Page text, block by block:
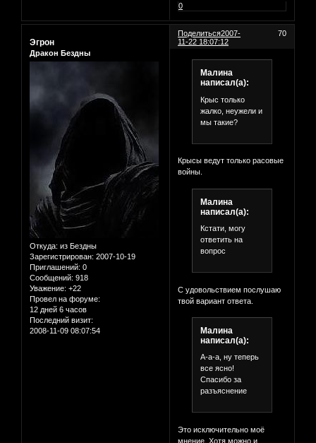
0
Поделиться 70
2007-
11-22 18:07:12
Эгрон
Дракон Бездны
Откуда: из Бездны
Зарегистрирован: 2007-10-19
Приглашений: 0
Сообщений: 918
Уважение: +22
Провел на форуме:
12 дней 6 часов
Последний визит:
2008-11-09 08:07:54
Малина
написал(а):
Крыс только
жалко, неужели и
мы такие?
Крысы ведут только расовые
войны.
Малина
написал(а):
Кстати, могу
ответить на
вопрос
С удовольствием послушаю
твой вариант ответа.
Малина
написал(а):
А-а-а, ну теперь
все ясно!
Спасибо за
разъяснение
Это исключительно моё
мнение. Хотя можно и